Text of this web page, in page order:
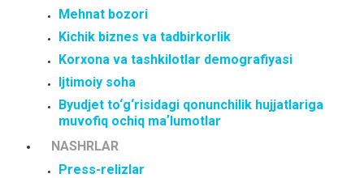
Mehnat bozori
Kichik biznes va tadbirkorlik
Korxona va tashkilotlar demografiyasi
Ijtimoiy soha
Byudjet to‘g‘risidagi qonunchilik hujjatlariga
muvofiq ochiq maʼlumotlar
NASHRLAR
Press-relizlar